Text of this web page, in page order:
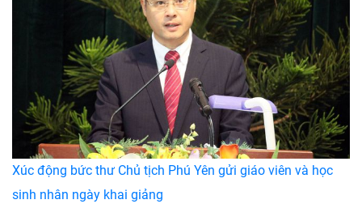
Xúc động bức thư Chủ tịch Phú Yên gửi giáo viên và học
sinh nhân ngày khai giảng